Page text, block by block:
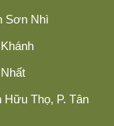
Sơn Nhì
Hữu Thọ, P. Tân